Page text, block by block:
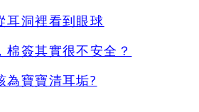
耳洞裡看到眼球
棉簽其實很不安全？
為寶寶清耳垢?